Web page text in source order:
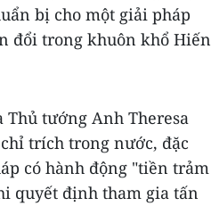
bị cho một giải pháp
đổi trong khuôn khổ Hiến
Thủ tướng Anh Theresa
trích trong nước, đặc
có hành động "tiền trảm
quyết định tham gia tấn